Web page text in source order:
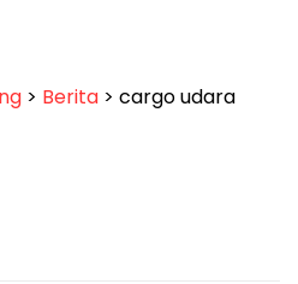
> Berita > cargo udara